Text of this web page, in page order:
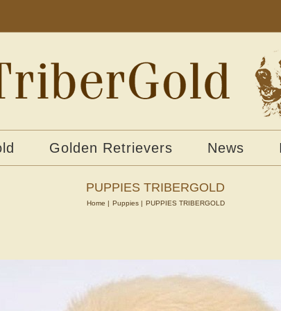
Golden Retrievers News
PUPPIES TRIBERGOLD
Home Puppies PUPPIES TRIBERGOLD